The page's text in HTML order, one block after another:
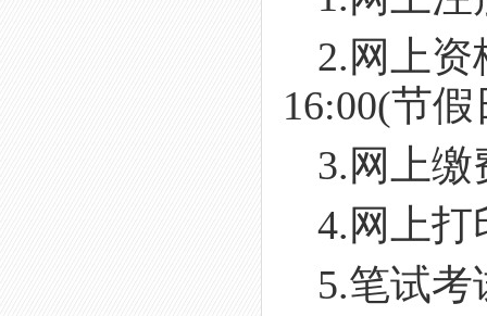
2.网上资
16:00(节
3.网上缴
4.网上打
5.笔试考